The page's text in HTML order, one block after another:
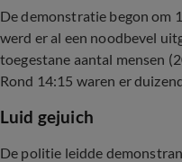
De demonstratie begon om
werd er al een noodbevel
toegestane aantal mensen
Rond 14:15 waren er
Luid gejuich
De politie leidde